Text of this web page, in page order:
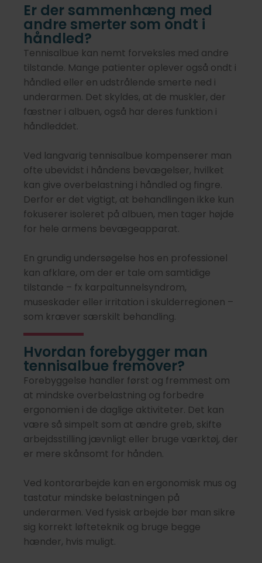
Er der sammenhæng med
andre smerter som ondt i
håndled?
Tennisalbue kan nemt forveksles med andre
tilstande. Mange patienter oplever også ondt i
håndled eller en udstrålende smerte ned i
underarmen. Det skyldes, at de muskler, der
fæstner i albuen, også har deres funktion i
håndleddet.
Ved langvarig tennisalbue kompenserer man
ofte ubevidst i håndens bevægelser, hvilket
kan give overbelastning i håndled og fingre.
Derfor er det vigtigt, at behandlingen ikke kun
fokuserer isoleret på albuen, men tager højde
for hele armens bevægeapparat.
En grundig undersøgelse hos en professionel
kan afklare, om der er tale om samtidige
tilstande – fx karpaltunnelsyndrom,
museskader eller irritation i skulderregionen –
som kræver særskilt behandling.
Hvordan forebygger man
tennisalbue fremover?
Forebyggelse handler først og fremmest om
at mindske overbelastning og forbedre
ergonomien i de daglige aktiviteter. Det kan
være så simpelt som at ændre greb, skifte
arbejdsstilling jævnligt eller bruge værktøj, der
er mere skånsomt for hånden.
Ved kontorarbejde kan en ergonomisk mus og
tastatur mindske belastningen på
underarmen. Ved fysisk arbejde bør man sikre
sig korrekt løfteteknik og bruge begge
hænder, hvis muligt.